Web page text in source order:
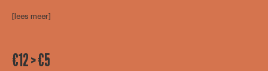
[lees meer]
€12 > €5